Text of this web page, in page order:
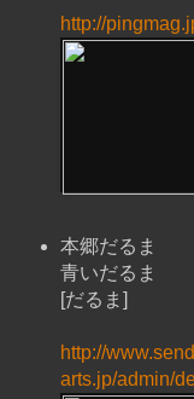
http://
本郷だるま
青いだるま
[だるま]
http://
arts.jp/admin/